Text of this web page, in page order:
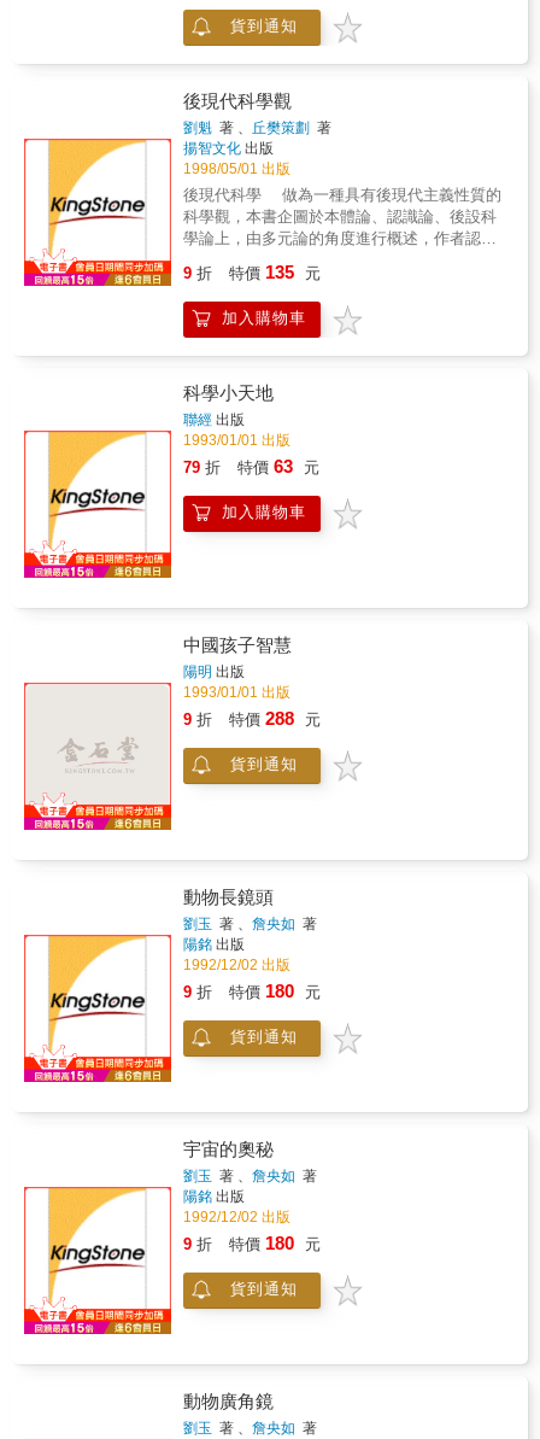
值得家庭珍藏的知識寶庫。 ＜圖解百科透視
大辭典＞不像其它工具書那樣只告訴你某些事
的解剖，從噴射機的機械結構到羅馬神殿的內
部裝飾，都可以在本書中找到。
貨到通知
後現代科學觀
劉魁 著 、 丘樊策劃
著
揚智文化 出版
1998/05/01 出版
後現代科學 做為一種具有後現代主義性質的
科學觀，本書企圖於本體論、認識論、後設科
學論上，由多元論的角度進行概述，作者認為
上，在面對浩瀚無垠的宇宙，任何人何嘗不是
有限的與微渺的？故後現代科學觀亦是一種人
類原本就適用於自身存在的真理，更是一種對
是可以用新的道理去認証它，又有那些是以哲
學性的思考去推演的呢？在進入二十一世紀之
際，後設科學論中，有那些是社會可以用來借
人，西元一九六四年生。先後就讀於安徽師範
大學政教系、華中師範大學政治系、杭州大學
哲學系。一九九五年六月獲博士學位。現任南
9 折 特價 135 元
加入購物車
科學小天地
聯經 出版
1993/01/01 出版
79 折 特價 63 元
加入購物車
中國孩子智慧
陽明 出版
1993/01/01 出版
9 折 特價 288 元
貨到通知
動物長鏡頭
劉玉 著 、詹央如 著
陽銘 出版
1992/12/02 出版
9 折 特價 180 元
貨到通知
宇宙的奧秘
劉玉 著 、詹央如 著
陽銘 出版
1992/12/02 出版
9 折 特價 180 元
貨到通知
動物廣角鏡
劉玉 著 、詹央如 著